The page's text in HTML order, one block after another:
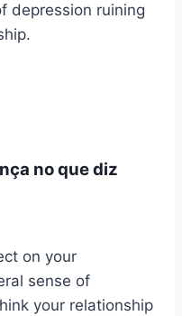
depression ruining
no que diz
on your
sense of
your relationship